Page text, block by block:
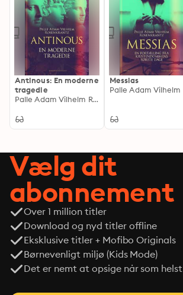
Antinous: En moderne
tragedie
Palle Adam Vilhelm Rosenkrantz
Messias
Vælg dit
abonnement
Over 1 million titler
Download og nyd titler offline
Eksklusive titler + Mofibo Originals
Børnevenligt miljø (Kids Mode)
Det er nemt at opsige når som helst